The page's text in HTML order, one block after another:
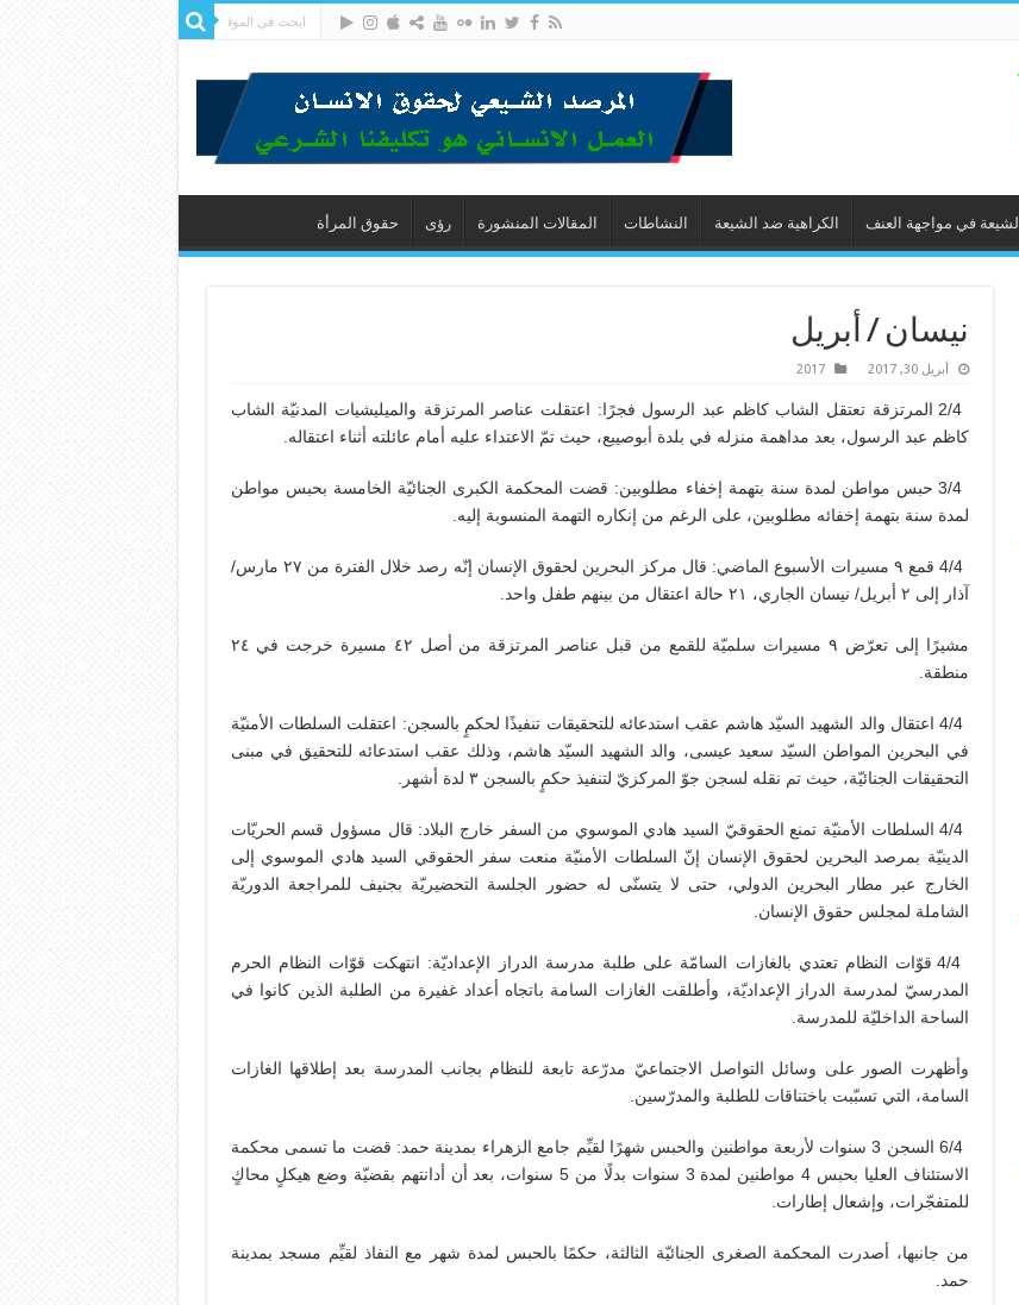
الشيعة في مواجهة العنف الكراهية ضد الشيعة النشاطات المقالات المنشورة رؤى حقوق المرأة
نيسان / أبريل
أبريل 30, 2017 2017
2/4 المرتزقة تعتقل الشاب كاظم عبد الرسول فجرًا: اعتقلت عناصر المرتزقة والميليشيات المدنيّة الشاب
كاظم عبد الرسول، بعد مداهمة منزله في بلدة أبوصيبع، حيث تمّ الاعتداء عليه أمام عائلته أثناء اعتقاله.
3/4 حبس مواطن لمدة سنة بتهمة إخفاء مطلوبين: قضت المحكمة الكبرى الجنائيّة الخامسة بحبس مواطن
لمدة سنة بتهمة إخفائه مطلوبين، على الرغم من إنكاره التهمة المنسوبة إليه.
4/4 قمع ٩ مسيرات الأسبوع الماضي: قال مركز البحرين لحق­وق الإنسان إنّه رصد خلال الفترة من ٢٧ ما­رس/
آذار إلى ٢ أبريل/ نيسان الجاري، ٢١ حالة اعتقال من بينهم طفل واحد.
مشيرًا إلى تعرّض ٩ مسيرات سلميّة للقمع من قبل عناصر المرتزقة من أصل ٤٢ مسيرة خرجت في ٢٤
منطقة.
4/4 اعتقال والد الشهيد السيّد هاشم عقب استدعائه للتحقيقات تنفيذًا لحكمٍ بالسجن: اعتقلت السلطات الأمنيّة
في البحرين المواطن السيّد سعيد عيسى، والد الشهيد السيّد هاشم، وذلك عقب استدعائه للتحقيق في مبنى
التحقيقات الجنائيّة، حيث تم نقله لسجن جوّ المركزيّ لتنفيذ حكمٍ بالسجن ٣ لدة أشهر.
4/4 السلطات الأمنيّة تمنع الحقوقيّ السيد هادي الموسوي من السفر خارج البلاد: قال مسؤول قسم الحريّات
الدينيّة بمرصد البحرين لحقوق الإنسان إنّ السلطات الأمنيّة منعت سفر الحقوقي السيد هادي الموسوي إلى
الخارج عبر مطار البحرين الدولي، حتى لا يتسنّى له حضور الجلسة التحضيريّة بجنيف للمراجعة الدوريّة
الشاملة لمجلس حقوق الإنسان.
4/4 قوّات النظام تعتدي بالغازات السامّة على طلبة مدرسة الدراز الإعداديّة: انتهكت قوّات النظام الحرم
المدرسيّ لمدرسة الدراز الإعداديّة، وأطلقت الغازات السامة باتجاه أعداد غفيرة من الطلبة الذين كانوا في
الساحة الداخليّة للمدرسة.
وأظهرت الصور على وسائل التواصل الاجتماعيّ مدرّعة تابعة للنظام بجانب المدرسة بعد إطلاقها الغازات
السامة، التي تسبّبت باختناقات للطلبة والمدرّسين.
6/4 السجن 3 سنوات لأربعة مواطنين والحبس شهرًا لقيِّم جامع الزهراء بمدينة حمد: قضت ما تسمى محكمة
الاستئناف العليا بحبس 4 مواطنين لمدة 3 سنوات بدلًا من 5 سنوات، بعد أن أدانتهم بقضيّة وضع هيكلٍ محاكٍ
للمتفجّرات، وإشعال إطارات.
من جانبها، أصدرت المحكمة الصغرى الجنائيّة الثالثة، حكمًا بالحبس لمدة شهر مع النفاذ لقيِّم مسجد بمدينة
حمد.